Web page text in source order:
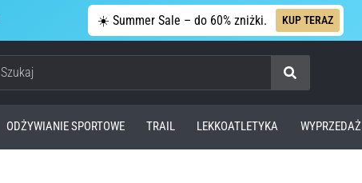
☀️ Summer Sale – do 60% zniżki. KUP TERAZ
Szukaj
ODŻYWIANIE SPORTOWE TRAIL LEKKOATLETYKA WYPRZEDAŻ